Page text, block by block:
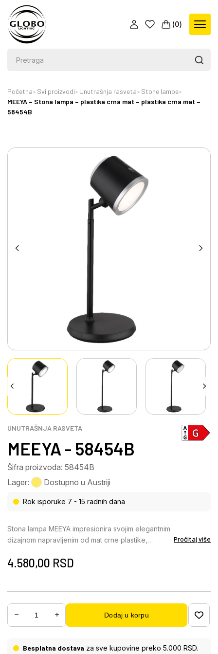
(0)
Početna Svi proizvodi Unutrašnja rasveta
Stone lampe
MEEYA – Stona lampa – plastika crna mat – plastika crna mat –
58454B
UNUTRAŠNJA RASVETA
MEEYA - 58454B
Šifra proizvoda: 58454B
Lager:
Dostupno u Austriji
Rok isporuke 7 - 15 radnih dana
Stona lampa MEEYA impresionira svojim elegantnim
dizajnom napravljenim od mat crne plastike,
prekidačem za uključivanje/isključivanje na dodir i
podešenu osvetljenost. Pored toga, lampa ima
funkciju noćnog svetla i podesiva je po visini.
Baterija od 1500mAh 3.7V CR18650 obezbeđuje
2,5 sata. Stona lampa MEEYA može se koristiti na
Pročitaj više
4.580,00 RSD
Dodaj u korpu
Besplatna dostava za sve kupovine preko 5.000 RSD.